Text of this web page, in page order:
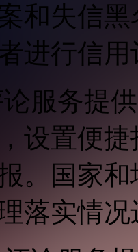
和失信
进行信用
服务提
设置便
。国家
落实情